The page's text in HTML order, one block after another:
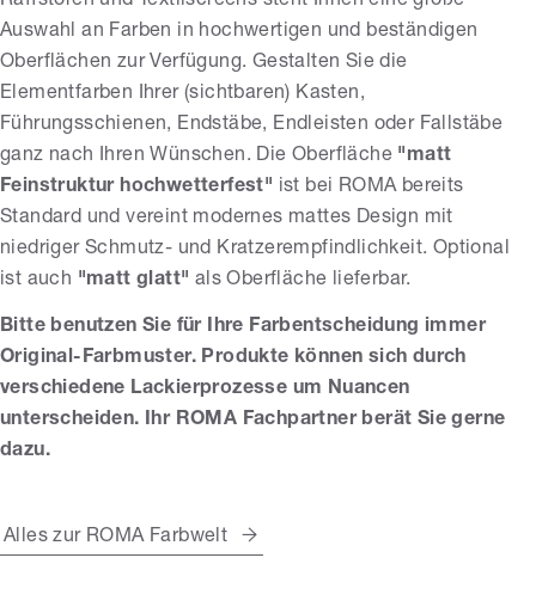
Auswahl an Farben in hochwertigen und beständigen
Oberflächen zur Verfügung. Gestalten Sie die
Elementfarben Ihrer (sichtbaren) Kasten,
Führungsschienen, Endstäbe, Endleisten oder Fallstäbe
ganz nach Ihren Wünschen. Die Oberfläche "matt
Feinstruktur hochwetterfest" ist bei ROMA bereits
Standard und vereint modernes mattes Design mit
niedriger Schmutz- und Kratzerempfindlichkeit. Optional
ist auch "matt glatt" als Oberfläche lieferbar.
Bitte benutzen Sie für Ihre Farbentscheidung immer
Original-Farbmuster. Produkte können sich durch
verschiedene Lackierprozesse um Nuancen
unterscheiden. Ihr ROMA Fachpartner berät Sie gerne
dazu.
Alles zur ROMA Farbwelt